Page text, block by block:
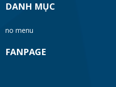
DANH MỤC
no menu
FANPAGE